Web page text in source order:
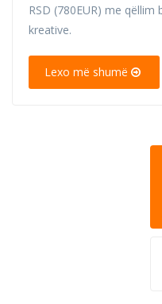
RSD (780EUR) me
kreative.
Lexo më shumë